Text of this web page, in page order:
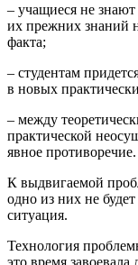
– учащиеся не
их прежних знаний
факта;
– студентам
в новых
– между
практической
явное противоречие.
К выдвигаемой
одно из них не
ситуация.
Технология
это время завоевала